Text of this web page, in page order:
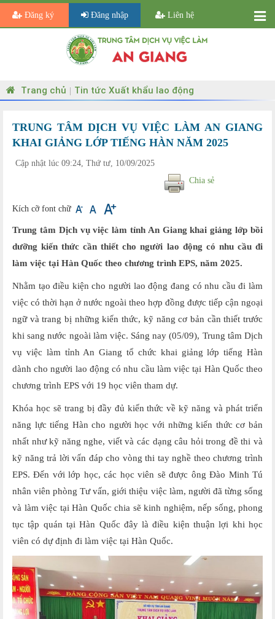
Đăng ký Đăng nhập Liên hệ
Trang chủ Tin tức Xuất khẩu lao động
TRUNG TÂM DỊCH VỤ VIỆC LÀM AN GIANG
KHAI GIẢNG LỚP TIẾNG HÀN NĂM 2025
Cập nhật lúc 09:24, Thứ tư, 10/09/2025
Chia sẻ
Kích cỡ font chữ
Trung tâm Dịch vụ việc làm tỉnh An Giang khai giảng lớp bồi
dưỡng kiến thức cần thiết cho người lao động có nhu cầu đi
làm việc tại Hàn Quốc theo chương trình EPS, năm 2025.
Nhằm tạo điều kiện cho người lao động đang có nhu cầu đi làm
việc có thời hạn ở nước ngoài theo hợp đồng được tiếp cận ngoại
ngữ và trang bị những kiến thức, kỹ năng cơ bản cần thiết trước
khi sang nước ngoài làm việc. Sáng nay (05/09), Trung tâm Dịch
vụ việc làm tỉnh An Giang tổ chức khai giảng lớp tiếng Hàn
dành cho người lao động có nhu cầu làm việc tại Hàn Quốc theo
chương trình EPS với 19 học viên tham dự.
Khóa học sẽ trang bị đầy đủ kiến thức về kỹ năng và phát triển
năng lực tiếng Hàn cho người học với những kiến thức cơ bản
nhất như kỹ năng nghe, viết và các dạng câu hỏi trong đề thi và
kỹ năng trả lời vấn đáp cho vòng thi tay nghề theo chương trình
EPS. Đến với lớp học, các học viên sẽ được ông Đào Minh Tú
nhân viên phòng Tư vấn, giới thiệu việc làm, người đã từng sống
và làm việc tại Hàn Quốc chia sẽ kinh nghiệm, nếp sống, phong
tục tập quán tại Hàn Quốc đây là điều kiện thuận lợi khi học
viên có dự định đi làm việc tại Hàn Quốc.